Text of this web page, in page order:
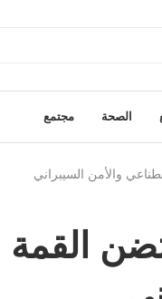
الصحة مجتمع
والأمن السيبراني
القمة